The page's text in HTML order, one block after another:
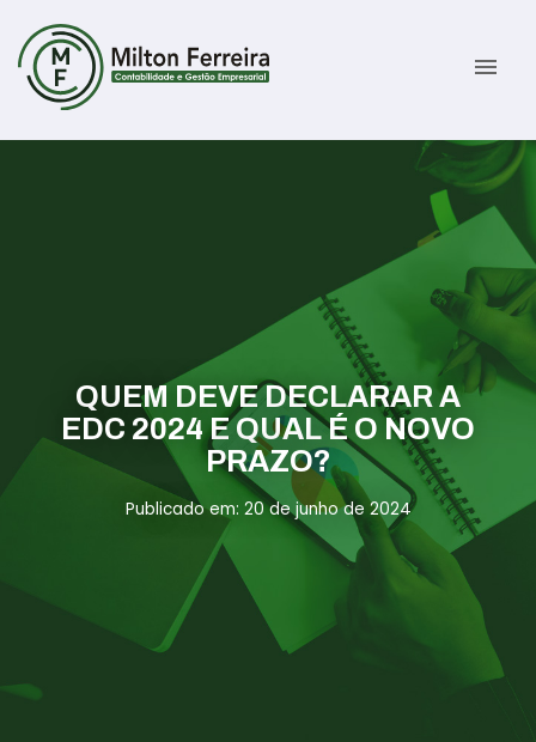
menu
Gestão Tributária e Fiscal
Previdenciária Trabalhista
Abertura de Empresas
Assessoria jurídica
Links Úteis
Informativos
Contato
ÁREA DO CLIENTE
QUEM DEVE DECLARAR A
EDC 2024 E QUAL É O NOVO
PRAZO?
Publicado em: 20 de junho de 2024